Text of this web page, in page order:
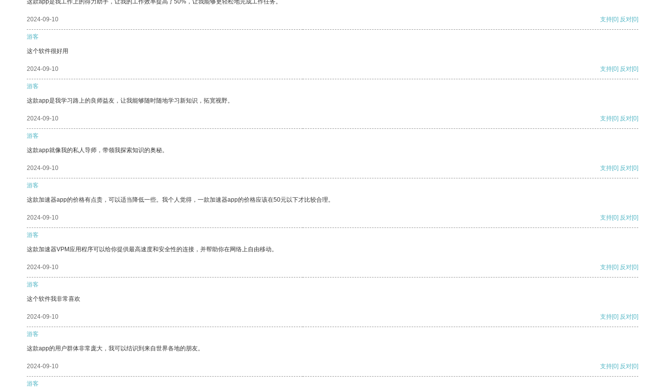
这款app是我工作上的得力助手，让我的工作效率提高了50%，让我能够更轻松地完成工作任务。
2024-09-10 支持[0] 反对[0]
游客
这个软件很好用
2024-09-10 支持[0] 反对[0]
游客
这款app是我学习路上的良师益友，让我能够随时随地学习新知识，拓宽视野。
2024-09-10 支持[0] 反对[0]
游客
这款app就像我的私人导师，带领我探索知识的奥秘。
2024-09-10 支持[0] 反对[0]
游客
这款加速器app的价格有点贵，可以适当降低一些。我个人觉得，一款加速器app的价格应该在50元以下才比较合理。
2024-09-10 支持[0] 反对[0]
游客
这款加速器VPM应用程序可以给你提供最高速度和安全性的连接，并帮助你在网络上自由移动。
2024-09-10 支持[0] 反对[0]
游客
这个软件我非常喜欢
2024-09-10 支持[0] 反对[0]
游客
这款app的用户群体非常庞大，我可以结识到来自世界各地的朋友。
2024-09-10 支持[0] 反对[0]
游客